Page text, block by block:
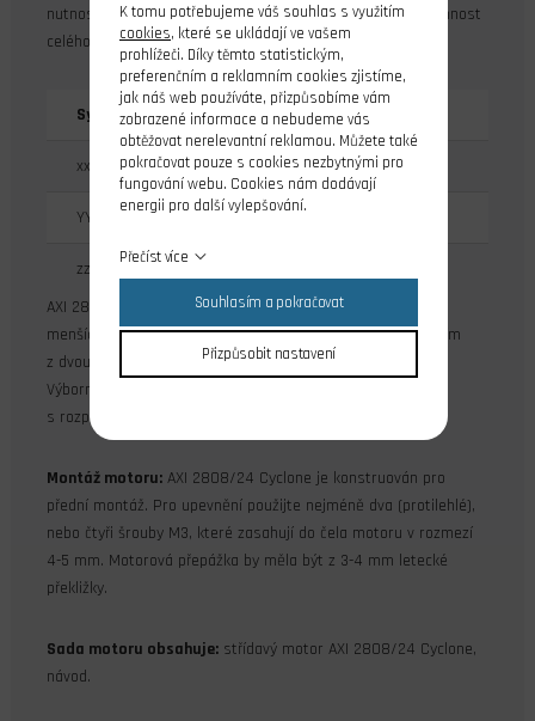
nutnosti použít převodovku, což zajišťuje velmi dobrou účinnost
celého pohonu.
Systém označování motorů: AXI xxYY/zz
xx - průměr statoru v mm
YY - délka statoru v mm
zz - počet závitů
AXI 2808/24 Cyclone je střídavý motor učený pro pohon
menších modelů s letovou hmotností do 1300 g s napájením
z dvoučlánkového nebo tříčlánkového akumulátoru Li-poly.
Výborně se hodí pro lehké termické motorové větroně
s rozpětím 1600-2000 mm.
Montáž motoru:AXI 2808/24 Cyclone je konstruován pro
přední montáž. Pro upevnění použijte nejméně dva (protilehlé),
nebo čtyři šrouby M3, které zasahují do čela motoru v rozmezí
4-5 mm. Motorová přepážka by měla být z 3-4 mm letecké
překližky.
Sada motoru obsahuje:střídavý motor AXI 2808/24 Cyclone,
návod.
K tomu potřebujeme váš souhlas s využitím
cookies, které se ukládají ve vašem
prohlížeči. Díky těmto statistickým,
preferenčním a reklamním cookies zjistíme,
jak náš web používáte, přizpůsobíme vám
zobrazené informace a nebudeme vás
obtěžovat nerelevantní reklamou. Můžete také
pokračovat pouze s cookies nezbytnými pro
fungování webu. Cookies nám dodávají
energii pro další vylepšování.
Přečíst více
Souhlasím a pokračovat
Přizpůsobit nastavení